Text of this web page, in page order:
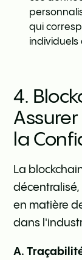
qui
individuels
4.
la
La
en matière
dans
A.